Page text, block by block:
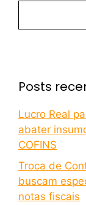
Posts
Lucro Real
abater
COFINS
Troca de
buscam
notas fiscais